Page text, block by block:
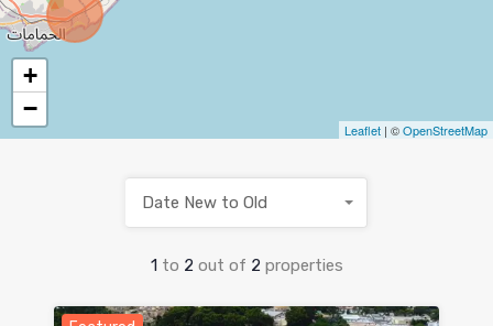
+
−
Leaflet | ©OpenStreetMap
1 to 2 out of 2 properties
Date New to Old